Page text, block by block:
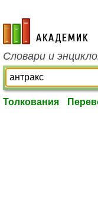
academic.ru
Словари и
Толкования